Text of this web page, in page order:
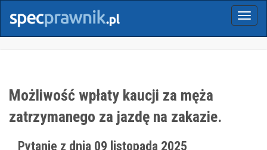
Menu
Możliwość wpłaty kaucji za męża
zatrzymanego za jazdę na zakazie.
Pytanie z dnia 09 listopada 2025